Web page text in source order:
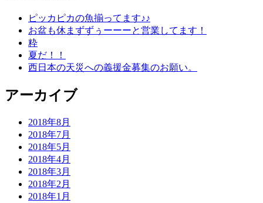
ピッカピカの魚揃ってます♪♪
お盆も休まずずぅーーーと営業してます！
粋
夏だ！！
西日本の天災への義援金募集のお願い。
アーカイブ
2018年8月
2018年7月
2018年5月
2018年4月
2018年3月
2018年2月
2018年1月